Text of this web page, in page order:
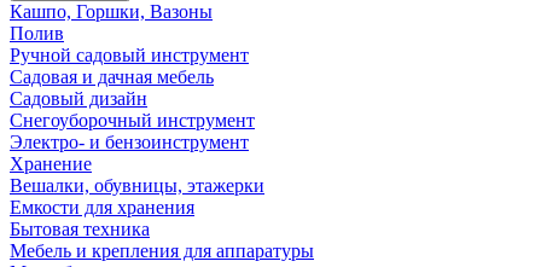
Кашпо, Горшки, Вазоны
Полив
Ручной садовый инструмент
Садовая и дачная мебель
Садовый дизайн
Снегоуборочный инструмент
Электро- и бензоинструмент
Хранение
Вешалки, обувницы, этажерки
Емкости для хранения
Бытовая техника
Мебель и крепления для аппаратуры